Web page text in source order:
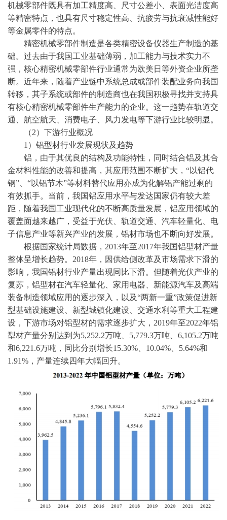
机械零部件既具有加工精度高、尺寸公差小、表面光洁度高
等精密特点，也具有尺寸稳定性高、抗疲劳与抗衰减性能好
等金属零件的特点。
精密机械零部件制造是各类精密设备仪器生产制造的基
础。过去由于我国工业基础薄弱，加工能力与技术实力不
强，核心精密机械零部件行业通常为欧美日等外资企业所垄
断。近年来，随着产业链中系统总成或部件装配业务向我国
转移，其子系统或部件的制造商也在我国积极寻找并支持具
有核心精密机械零部件生产能力的企业。这一趋势在轨道交
通、航空航天、消费电子、风力发电等下游行业比较明显。
（2） 下游行业概况
1）铝型材行业发展现状及趋势
铝，由于其优良的结构及功能特性，同时结合铝及其合
金材料性能的改善和提高，其应用范围不断扩大， “以铝代
钢”、“以铝节木”等材料替代应用亦成为化解铝产能过剩的
有效抓手。当前，我国铝应用水平与发达国家仍有较大差
距，随着我国工业现代化的不断高质量发展，铝应用领域的
覆盖面越来越广，受益于光伏、轨道交通、汽车轻量化、电
子信息产业等新兴产业的发展，铝材市场也不断向好发展。
根据国家统计局数据， 2013年至2017年我国铝型材产量
整体呈增长趋势。2018年，因供给侧改革及市场需求下滑的
影响，我国铝材行业产量出现同比下滑。但随着光伏产业的
复苏，铝型材在汽车轻量化、家用电器、新能源汽车及高端
装备制造领域应用的逐步深入，以及“两新一重”政策促进新
型基础设施建设、新型城镇化建设、交通水利等重大工程建
设，下游市场对铝型材的需求逐步扩大，2019年至2022年铝
型材产量分别达到为5,252.2万吨、5,779.3万吨、6,105.2万吨
和6,221.6万吨，同比分别增长15.30%、10.04%、5.64%和
1.91%，产量连续四年大幅回升。